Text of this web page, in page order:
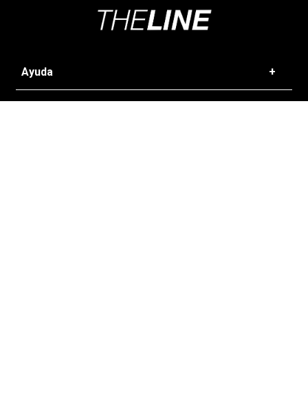
Ayuda +
Preguntas frecuentes